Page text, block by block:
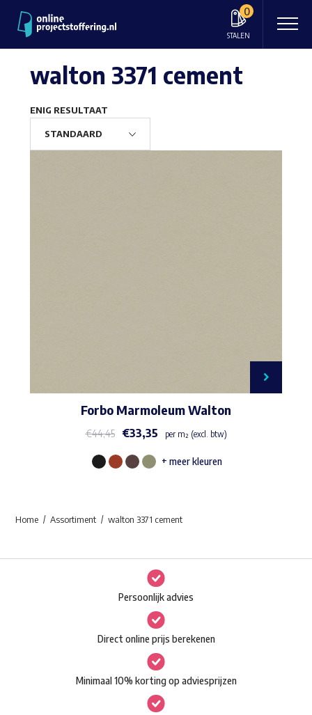
0
STALEN
Waar ben je naar op zoek?
walton 3371 cement
ENIG RESULTAAT
Forbo Marmoleum Walton
€44,45 €33,35 per m² (excl. btw)
Dit
Deze
optie
kan
gekozen
worden
op
de
productpagina
+ meer kleuren
Home Assortiment walton 3371 cement
Persoonlijk advies
Direct online prijs berekenen
Minimaal 10% korting op adviesprijzen